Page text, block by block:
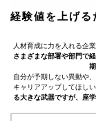
経験値を上げる
人材育成に力を入れる企
さまざまな部署や部門で
自分が予期しない異動や
キャリアアップしてほし
る大きな武器ですが、座